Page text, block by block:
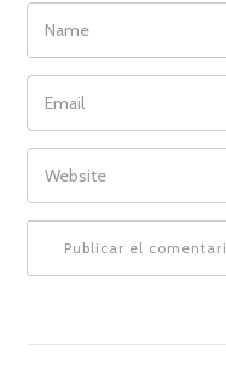
NAME
EMAIL
WEBSITE